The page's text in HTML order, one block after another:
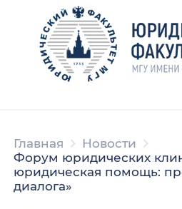
Главная
Новости
Форум юридических
юридическая помощь:
диалога»